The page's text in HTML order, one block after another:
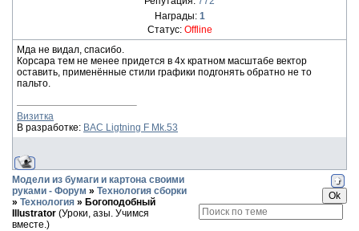
Награды: 1
Статус: Offline
Мда не видал, спасибо.
Корсара тем не менее придется в 4х кратном масштабе вектор
оставить, применённые стили графики подгонять обратно не то
пальто.
Визитка
В разработке: BAC Ligtning F Mk.53
Модели из бумаги и картона своими
руками - Форум » Технология сборки
» Технология » Богоподобный
Illustrator (Уроки, азы. Учимся
вместе.)